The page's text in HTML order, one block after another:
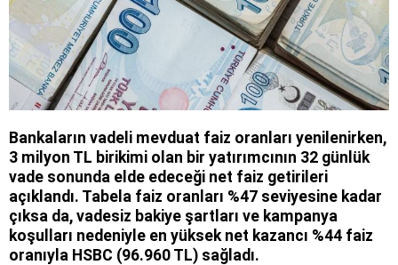
Bankaların vadeli mevduat faiz oranları yenilenirken,
3 milyon TL birikimi olan bir yatırımcının 32 günlük
vade sonunda elde edeceği net faiz getirileri
açıklandı. Tabela faiz oranları %47 seviyesine kadar
çıksa da, vadesiz bakiye şartları ve kampanya
koşulları nedeniyle en yüksek net kazancı %44 faiz
oranıyla HSBC (96.960 TL) sağladı.